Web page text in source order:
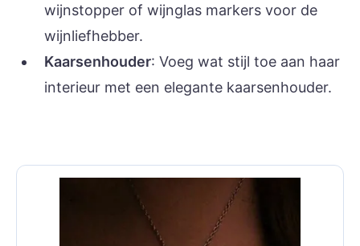
wijnstopper of wijnglas markers voor de
wijnliefhebber.
Kaarsenhouder: Voeg wat stijl toe aan haar
interieur met een elegante kaarsenhouder.